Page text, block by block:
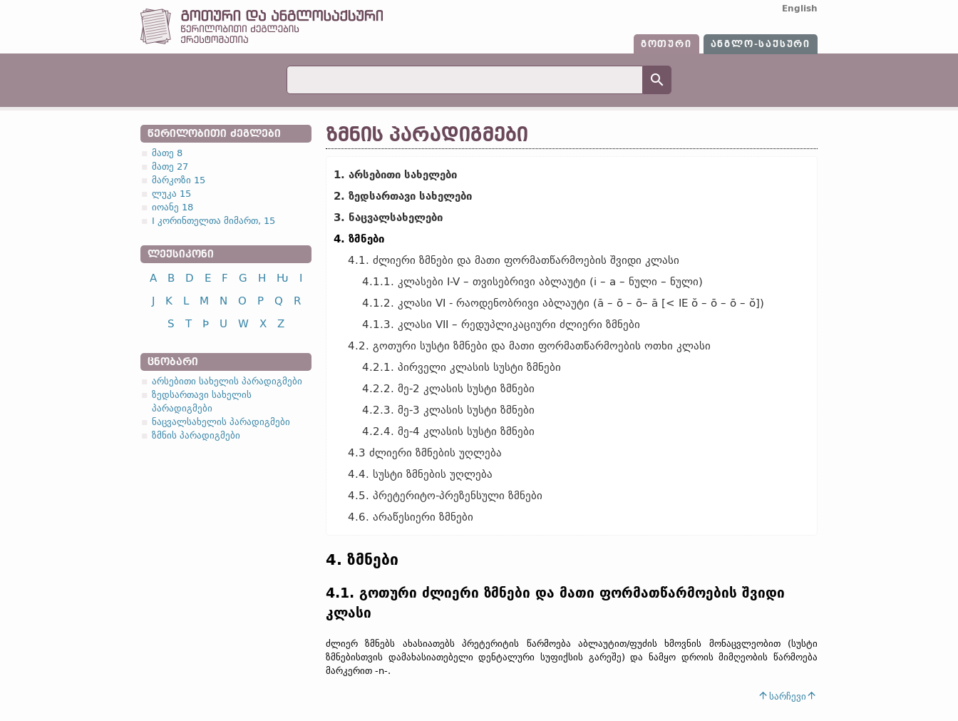
English
ᲒᲝᲗᲣᲠᲘ ᲐᲜᲒᲚᲝ-ᲡᲐᲥᲡᲣᲠᲘ
ᲬᲔᲠᲘᲚᲝᲑᲘᲗᲘ ᲫᲔᲒᲚᲔᲑᲘ
მათე 8
მათე 27
მარკოზი 15
ლუკა 15
იოანე 18
I კორინთელთა მიმართ, 15
ᲚᲔᲥᲡᲘᲙᲝᲜᲘ
A B D E F G H Ƕ
I
J
K L M N O P Q
R
S
T Þ U W X Z
ᲪᲜᲝᲑᲐᲠᲘ
არსებითი სახელის პარადიგმები
ზედსართავი სახელის
პარადიგმები
ნაცვალსახელის პარადიგმები
ზმნის პარადიგმები
ᲖᲛᲜᲘᲡ ᲞᲐᲠᲐᲓᲘᲒᲛᲔᲑᲘ
1. არსებითი სახელები
2. ზედსართავი სახელები
3. ნაცვალსახელები
4. ზმნები
4.1. ძლიერი ზმნები და მათი ფორმათწარმოების შვიდი კლასი
4.1.1. კლასები I-V – თვისებრივი აბლაუტი (i – a – ნული – ნული)
4.1.2. კლასი VI - რაოდენობრივი აბლაუტი (ă – ō – ō– ă [< IE ŏ – ō – ō – ŏ])
4.1.3. კლასი VII – რედუპლიკაციური ძლიერი ზმნები
4.2. გოთური სუსტი ზმნები და მათი ფორმათწარმოების ოთხი კლასი
4.2.1. პირველი კლასის სუსტი ზმნები
4.2.2. მე-2 კლასის სუსტი ზმნები
4.2.3. მე-3 კლასის სუსტი ზმნები
4.2.4. მე-4 კლასის სუსტი ზმნები
4.3 ძლიერი ზმნების უღლება
4.4. სუსტი ზმნების უღლება
4.5. პრეტერიტო-პრეზენსული ზმნები
4.6. არაწესიერი ზმნები
4. ზმნები
4.1. გოთური ძლიერი ზმნები და მათი ფორმათწარმოების შვიდი
კლასი
ძლიერ ზმნებს ახასიათებს პრეტერიტის წარმოება აბლაუტით/ფუძის ხმოვნის მონაცვლეობით (სუსტი
ზმნებისთვის დამახასიათებელი დენტალური სუფიქსის გარეშე) და ნამყო დროის მიმღეობის წარმოება
მარკერით -n-.
სარჩევი